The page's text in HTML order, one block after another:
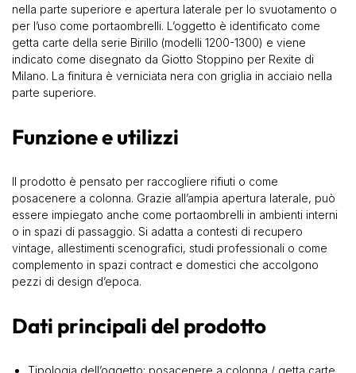
nella parte superiore e apertura laterale per lo svuotamento o
per l’uso come portaombrelli. L’oggetto è identificato come
getta carte della serie Birillo (modelli 1200-1300) e viene
indicato come disegnato da Giotto Stoppino per Rexite di
Milano. La finitura è verniciata nera con griglia in acciaio nella
parte superiore.
Funzione e utilizzi
Il prodotto è pensato per raccogliere rifiuti o come
posacenere a colonna. Grazie all’ampia apertura laterale, può
essere impiegato anche come portaombrelli in ambienti interni
o in spazi di passaggio. Si adatta a contesti di recupero
vintage, allestimenti scenografici, studi professionali o come
complemento in spazi contract e domestici che accolgono
pezzi di design d’epoca.
Dati principali del prodotto
Tipologia dell’oggetto: posacenere a colonna / getta carte